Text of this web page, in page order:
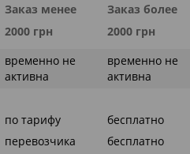
Заказ менее
2000 грн
Заказ более
2000 грн
временно не
активна
временно не
активна
по тарифу
перевозчика
бесплатно
бесплатно